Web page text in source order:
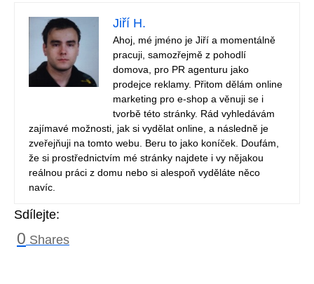
Jiří H.
Ahoj, mé jméno je Jiří a momentálně
pracuji, samozřejmě z pohodlí
domova, pro PR agenturu jako
prodejce reklamy. Přitom dělám online
marketing pro e-shop a věnuji se i
tvorbě této stránky. Rád vyhledávám
zajímavé možnosti, jak si vydělat online, a následně je
zveřejňuji na tomto webu. Beru to jako koníček. Doufám,
že si prostřednictvím mé stránky najdete i vy nějakou
reálnou práci z domu nebo si alespoň vyděláte něco
navíc.
Sdílejte:
0 Shares